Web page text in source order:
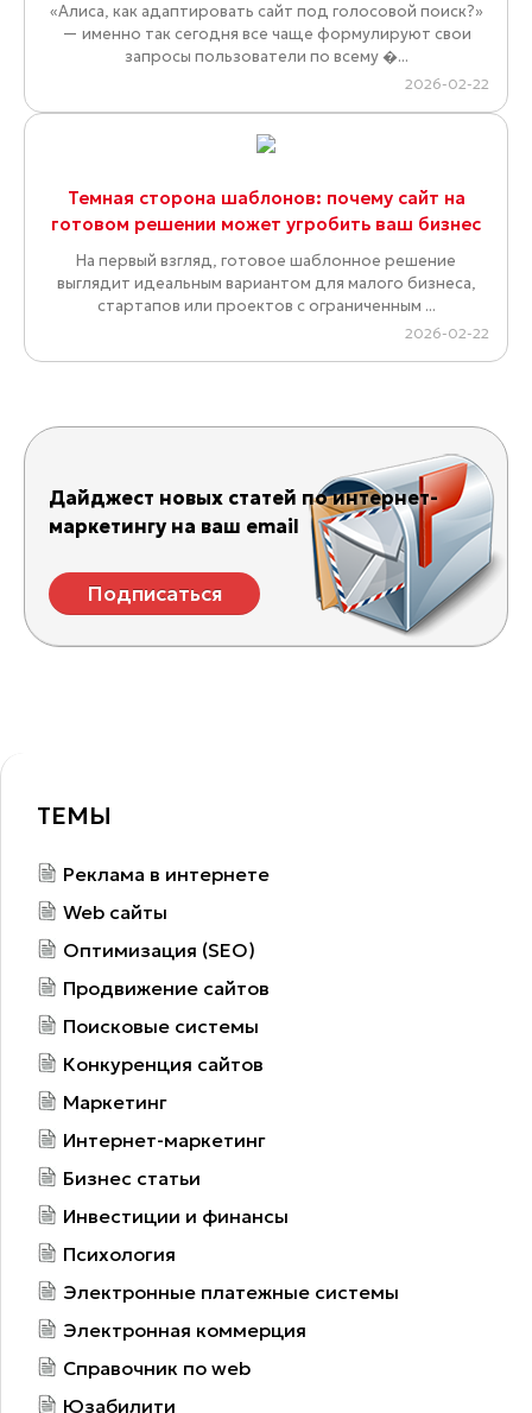
«Алиса, как адаптировать сайт под голосовой поиск?»
— именно так сегодня все чаще формулируют свои
запросы пользователи по всему �...
2026-02-22
Темная сторона шаблонов: почему сайт на
готовом решении может угробить ваш бизнес
На первый взгляд, готовое шаблонное решение
выглядит идеальным вариантом для малого бизнеса,
стартапов или проектов с ограниченным ...
2026-02-22
Дайджест новых статей по интернет-
маркетингу на ваш email
Подписаться
ТЕМЫ
Реклама в интернете
Web сайты
Оптимизация (SEO)
Продвижение сайтов
Поисковые системы
Конкуренция сайтов
Маркетинг
Интернет-маркетинг
Бизнес статьи
Инвестиции и финансы
Психология
Электронные платежные системы
Электронная коммерция
Справочник по web
Юзабилити